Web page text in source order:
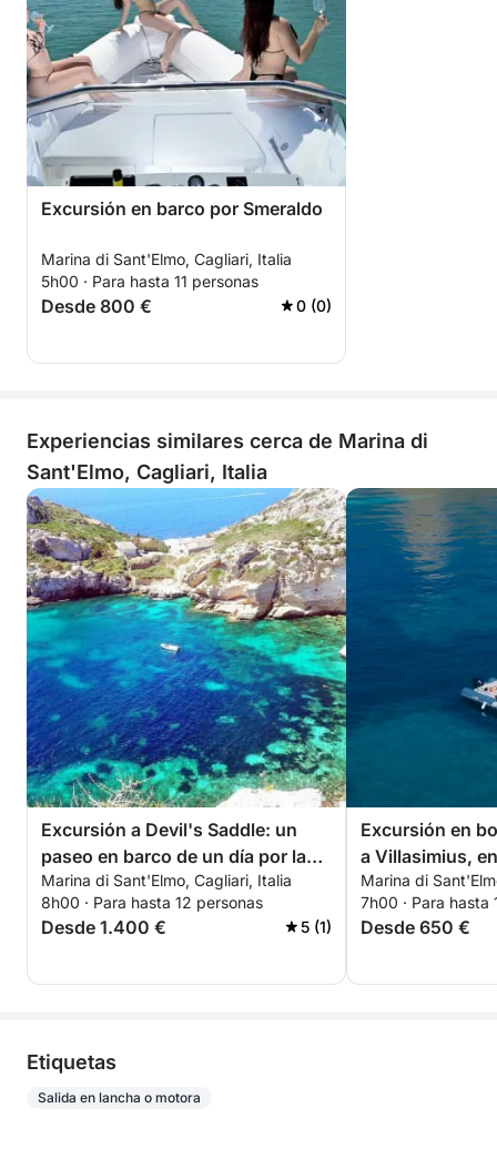
Excursión en barco por Smeraldo
Marina di Sant'Elmo, Cagliari, Italia
5h00 · Para hasta 11 personas
Desde 800 € 0 (0)
Experiencias similares cerca de Marina di
Sant'Elmo, Cagliari, Italia
Excursión a Devil's Saddle: un
paseo en barco de un día por la
costa de Cagliari.
Marina di Sant'Elmo, Cagliari, Italia
8h00 · Para hasta 12 personas
Desde 1.400 € 5 (1)
Excursión en
a Villasimius,
cristalino.
Marina di
7h00 · Para hasta
Desde 650 €
Etiquetas
Salida en lancha o motora